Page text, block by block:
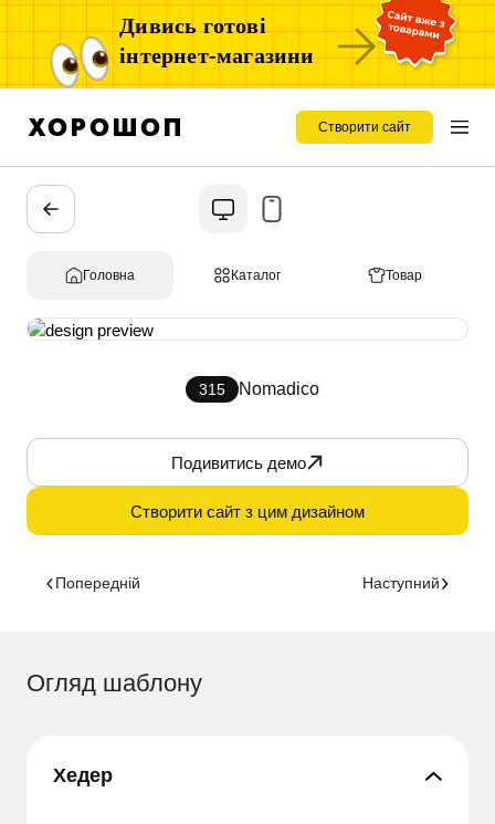
Дивись готові
інтернет-магазини
Створити сайт
Головна Каталог Товар
315 Nomadico
Подивитись демо
Створити сайт з цим дизайном
Попередній Наступний
Огляд шаблону
Хедер